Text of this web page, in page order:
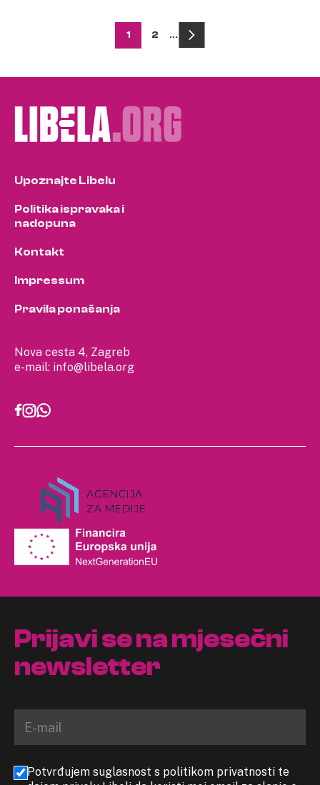
pagination
1 2 …
Nova cesta 4, Zagreb
e-mail: info@libela.org
Upoznajte Libelu
Politika ispravaka i
nadopuna
Kontakt
Impressum
Pravila ponašanja
Prijavi se na mjesečni
newsletter
Potvrđujem suglasnost s politikom privatnosti te